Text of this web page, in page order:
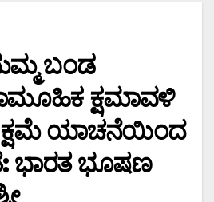
ಬಂಡ
ಕ್ಷಮಾವಳಿ
ಕ್ಷಮೆ ಯಾಚನೆಯಿಂದ
ಭಾರತ ಭೂಷಣ